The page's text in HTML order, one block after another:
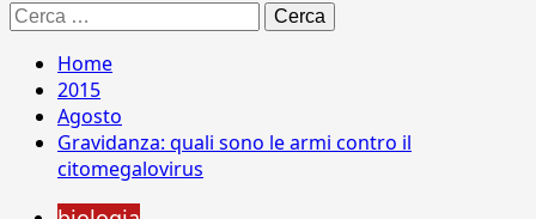
Ricerca
per:
Home
2015
Agosto
Gravidanza: quali sono le armi contro il
citomegalovirus